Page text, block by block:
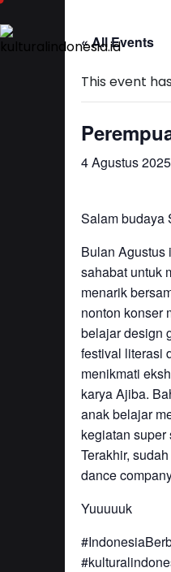
« All Events
This event
4 Agustus 2025
Salam budaya
Bulan Agustus
sahabat untuk
menarik
nonton konser
belajar design
festival literasi
menikmati
karya Ajiba.
anak belajar
kegiatan
Terakhir,
dance
Yuuuuuk